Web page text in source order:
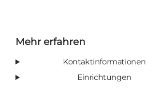
Mehr erfahren
Kontaktinformationen
Einrichtungen